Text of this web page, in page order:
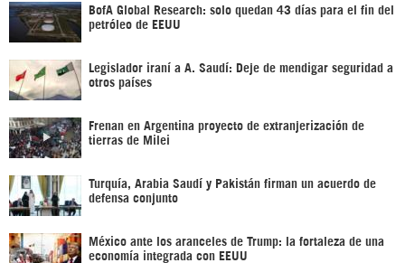
BofA Global Research: solo quedan 43 días para el fin del
petróleo de EEUU
Legislador iraní a A. Saudí: Deje de mendigar seguridad a
otros países
Frenan en Argentina proyecto de extranjerización de
tierras de Milei
Turquía, Arabia Saudí y Pakistán firman un acuerdo de
defensa conjunto
México ante los aranceles de Trump: la fortaleza de una
economía integrada con EEUU